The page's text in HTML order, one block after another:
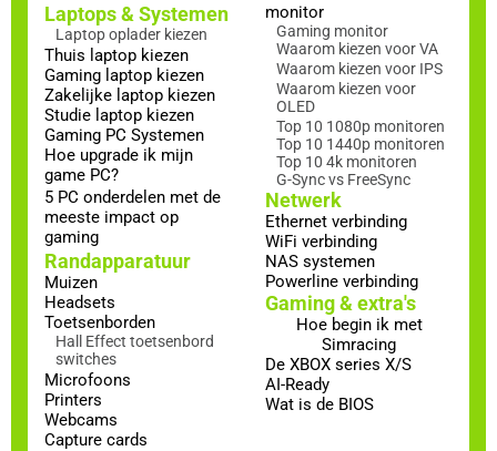
Laptops & Systemen
Laptop oplader kiezen
Thuis laptop kiezen
Gaming laptop kiezen
Zakelijke laptop kiezen
Studie laptop kiezen
Gaming PC Systemen
Hoe upgrade ik mijn
game PC?
5 PC onderdelen met de
meeste impact op
gaming
Randapparatuur
Muizen
Headsets
Toetsenborden
Hall Effect toetsenbord
switches
Microfoons
Printers
Webcams
Capture cards
monitor
Gaming monitor
Waarom kiezen voor VA
Waarom kiezen voor IPS
Waarom kiezen voor
OLED
Top 10 1080p monitoren
Top 10 1440p monitoren
Top 10 4k monitoren
G-Sync vs FreeSync
Netwerk
Ethernet verbinding
WiFi verbinding
NAS systemen
Powerline verbinding
Gaming & extra's
Hoe begin ik met
Simracing
De XBOX series X/S
AI-Ready
Wat is de BIOS